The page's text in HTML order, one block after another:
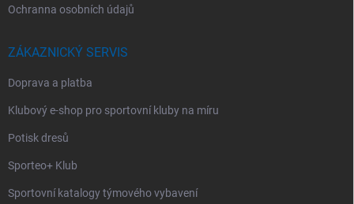
Ochranna osobních údajů
ZÁKAZNICKÝ SERVIS
Doprava a platba
Klubový e-shop pro sportovní kluby na míru
Potisk dresů
Sporteo+ Klub
Sportovní katalogy týmového vybavení